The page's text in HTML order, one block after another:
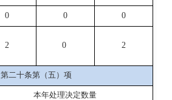
0 0 0
2 0 2
第二十条第（五）项
本年处理决定数量